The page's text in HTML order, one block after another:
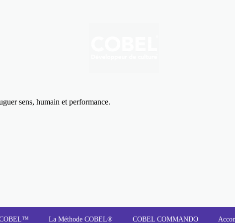
sens, humain et performance.
COBEL™ La Méthode COBEL® COBEL COMMANDO